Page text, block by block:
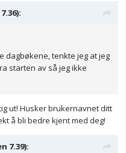
dagbøkene, tenkte jeg at jeg
starten av så jeg ikke
ut! Husker brukernavnet ditt
å bli bedre kjent med deg!
7.39):